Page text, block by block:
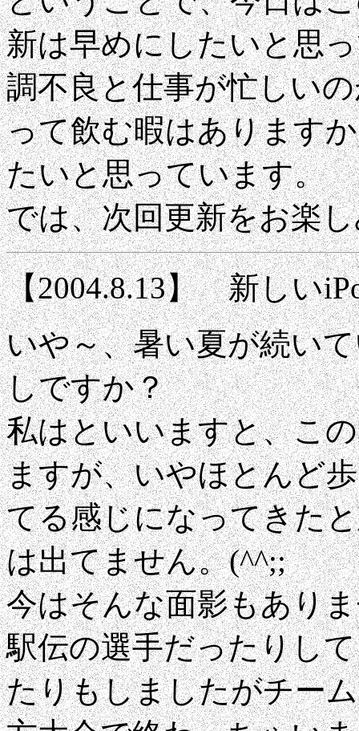
新は早めにしたいと思
調不良と仕事が忙しい
って飲む暇はあります
たいと思っています。
では、次回更新をお楽
【2004.8.13】 新しい
いや～、暑い夏が続い
しですか？
私はといいますと、こ
ますが、いやほとんど
てる感じになってきた
は出てません。(^^;;
今はそんな面影もあり
駅伝の選手だったりし
たりもしましたがチー